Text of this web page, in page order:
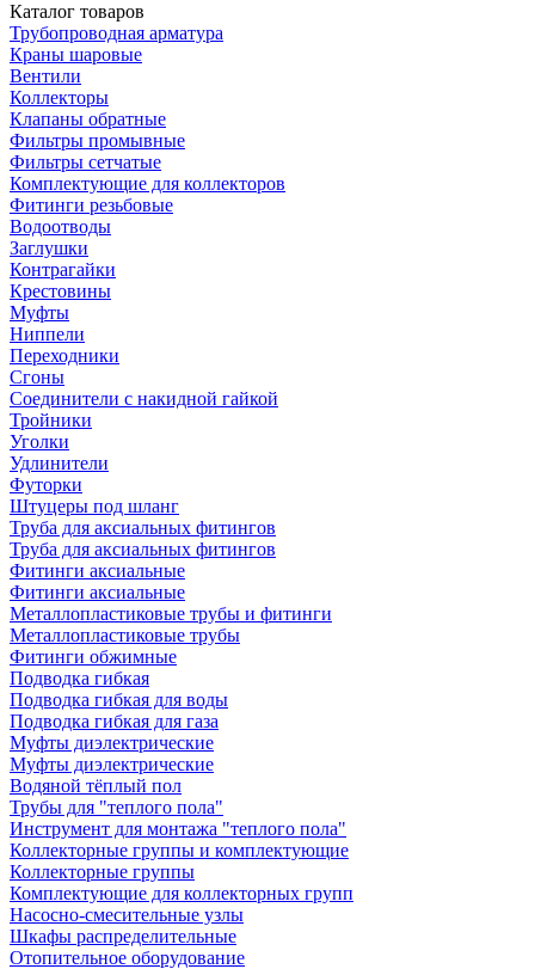
Каталог товаров
Трубопроводная арматура
Краны шаровые
Вентили
Коллекторы
Клапаны обратные
Фильтры промывные
Фильтры сетчатые
Комплектующие для коллекторов
Фитинги резьбовые
Водоотводы
Заглушки
Контрагайки
Крестовины
Муфты
Ниппели
Переходники
Сгоны
Соединители с накидной гайкой
Тройники
Уголки
Удлинители
Футорки
Штуцеры под шланг
Труба для аксиальных фитингов
Труба для аксиальных фитингов
Фитинги аксиальные
Фитинги аксиальные
Металлопластиковые трубы и фитинги
Металлопластиковые трубы
Фитинги обжимные
Подводка гибкая
Подводка гибкая для воды
Подводка гибкая для газа
Муфты диэлектрические
Муфты диэлектрические
Водяной тёплый пол
Трубы для "теплого пола"
Инструмент для монтажа "теплого пола"
Коллекторные группы и комплектующие
Коллекторные группы
Комплектующие для коллекторных групп
Насосно-смесительные узлы
Шкафы распределительные
Отопительное оборудование